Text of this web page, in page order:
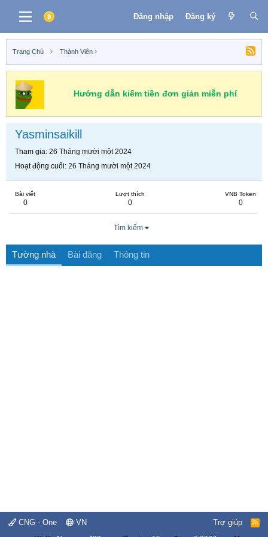
Đăng nhập Đăng ký
Trang Chủ Thành Viên
Hướng dẫn kiếm tiền đơn giản miễn phí
Yasminsaikill
Tham gia 26 Tháng mười một 2024
Hoạt động cuối 26 Tháng mười một 2024
Bài viết
0
Lượt thích
0
VNB Token
0
Tìm kiếm
Tường nhà Bài đăng Thông tin
CNG - One VN Trợ giúp
R